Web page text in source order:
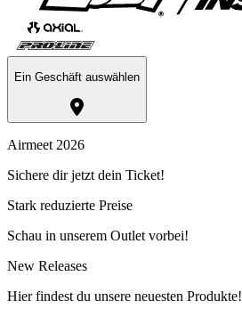
Ein Geschäft auswählen
Airmeet 2026
Sichere dir jetzt dein Ticket!
Stark reduzierte Preise
Schau in unserem Outlet vorbei!
New Releases
Hier findest du unsere neuesten Produkte!